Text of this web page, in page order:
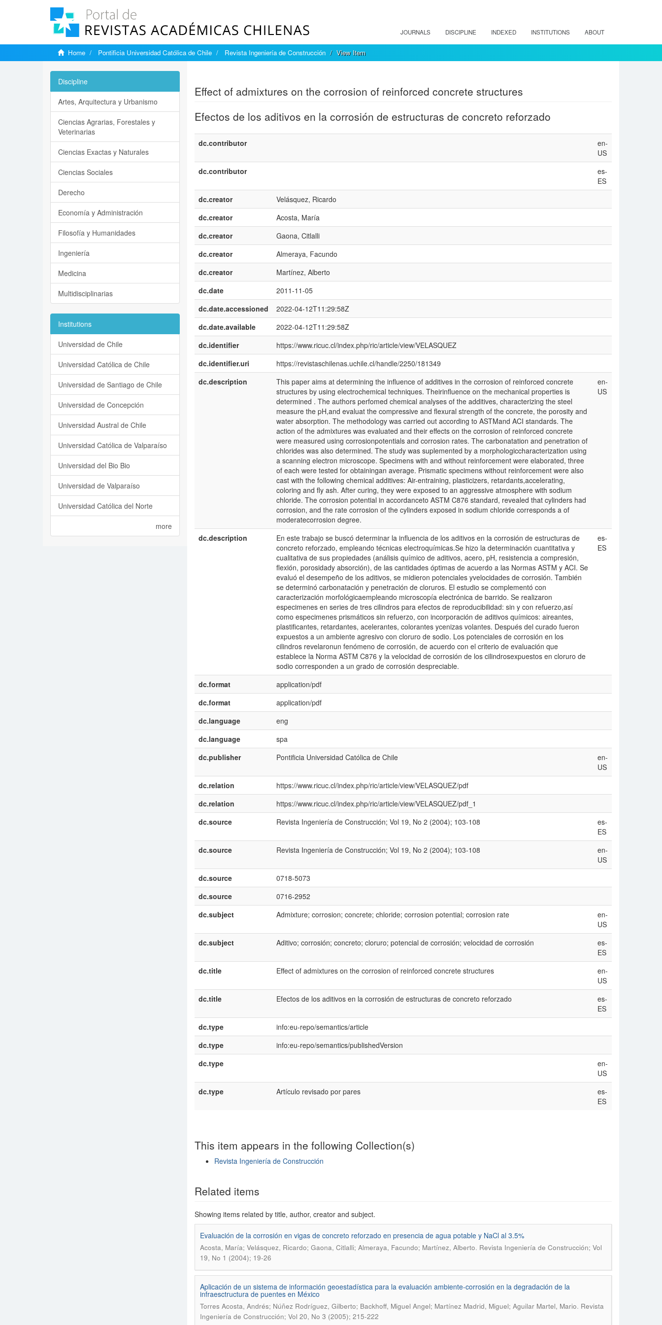
JOURNALS DISCIPLINE INDEXED INSTITUTIONS ABOUT
Home Pontificia Universidad Católica de Chile Revista Ingeniería de Construcción View Item
Effect of admixtures on the corrosion of reinforced concrete structures
Efectos de los aditivos en la corrosión de estructuras de concreto reforzado
dc.contributor
en-
US
dc.contributor
es-
ES
dc.creator
Velásquez, Ricardo
dc.creator
Acosta, María
dc.creator
Gaona, Citlalli
dc.creator
Almeraya, Facundo
dc.creator
Martínez, Alberto
dc.date
2011-11-05
dc.date.accessioned
2022-04-12T11:29:58Z
dc.date.available
2022-04-12T11:29:58Z
dc.identifier
https://www.ricuc.cl/index.php/ric/article/view/VELASQUEZ
dc.identifier.uri
https://revistaschilenas.uchile.cl/handle/2250/181349
dc.description
This paper aims at determining the influence of additives in the corrosion of reinforced concrete
structures by using electrochemical techniques. Theirinfluence on the mechanical properties is
determined . The authors perfomed chemical analyses of the additives, characterizing the steel
measure the pH,and evaluat the compressive and flexural strength of the concrete, the porosity and
water absorption. The methodology was carried out according to ASTMand ACI standards. The
action of the admixtures was evaluated and their effects on the corrosion of reinforced concrete
were measured using corrosionpotentials and corrosion rates. The carbonatation and penetration of
chlorides was also determined. The study was suplemented by a morphologiccharacterization using
a scanning electron microscope. Specimens with and without reinforcement were elaborated, three
of each were tested for obtainingan average. Prismatic specimens without reinforcement were also
cast with the following chemical additives: Air-entraining, plasticizers, retardants,accelerating,
coloring and fly ash. After curing, they were exposed to an aggressive atmosphere with sodium
chloride. The corrosion potential in accordanceto ASTM C876 standard, revealed that cylinders had
corrosion, and the rate corrosion of the cylinders exposed in sodium chloride corresponds a of
moderatecorrosion degree.
en-
US
dc.description
En este trabajo se buscó determinar la influencia de los aditivos en la corrosión de estructuras de
concreto reforzado, empleando técnicas electroquímicas.Se hizo la determinación cuantitativa y
cualitativa de sus propiedades (análisis químico de aditivos, acero, pH, resistencia a compresión,
flexión, porosidady absorción), de las cantidades óptimas de acuerdo a las Normas ASTM y ACI. Se
evaluó el desempeño de los aditivos, se midieron potenciales yvelocidades de corrosión. También
se determinó carbonatación y penetración de cloruros. El estudio se complementó con
caracterización morfológicaempleando microscopía electrónica de barrido. Se realizaron
especimenes en series de tres cilindros para efectos de reproducibilidad: sin y con refuerzo,así
como especimenes prismáticos sin refuerzo, con incorporación de aditivos químicos: aireantes,
plastificantes, retardantes, acelerantes, colorantes ycenizas volantes. Después del curado fueron
expuestos a un ambiente agresivo con cloruro de sodio. Los potenciales de corrosión en los
cilindros revelaronun fenómeno de corrosión, de acuerdo con el criterio de evaluación que
establece la Norma ASTM C876 y la velocidad de corrosión de los cilindrosexpuestos en cloruro de
sodio corresponden a un grado de corrosión despreciable.
es-
ES
dc.format
application/pdf
dc.format
application/pdf
dc.language
eng
dc.language
spa
dc.publisher
Pontificia Universidad Católica de Chile
en-
US
dc.relation
https://www.ricuc.cl/index.php/ric/article/view/VELASQUEZ/pdf
dc.relation
https://www.ricuc.cl/index.php/ric/article/view/VELASQUEZ/pdf_1
dc.source
Revista Ingeniería de Construcción; Vol 19, No 2 (2004); 103-108
es-
ES
dc.source
Revista Ingeniería de Construcción; Vol 19, No 2 (2004); 103-108
en-
US
dc.source
0718-5073
dc.source
0716-2952
dc.subject
Admixture; corrosion; concrete; chloride; corrosion potential; corrosion rate
en-
US
dc.subject
Aditivo; corrosión; concreto; cloruro; potencial de corrosión; velocidad de corrosión
es-
ES
dc.title
Effect of admixtures on the corrosion of reinforced concrete structures
en-
US
dc.title
Efectos de los aditivos en la corrosión de estructuras de concreto reforzado
es-
ES
dc.type
info:eu-repo/semantics/article
dc.type
info:eu-repo/semantics/publishedVersion
dc.type
en-
US
dc.type
Artículo revisado por pares
es-
ES
This item appears in the following Collection(s)
Revista Ingeniería de Construcción
Related items
Showing items related by title, author, creator and subject.
Evaluación de la corrosión en vigas de concreto reforzado en presencia de agua potable y NaCl al 3.5%
Acosta, María; Velásquez, Ricardo; Gaona, Citlalli; Almeraya, Facundo; Martínez, Alberto. Revista Ingeniería de Construcción; Vol
19, No 1 (2004); 19-26
Aplicación de un sistema de información geoestadística para la evaluación ambiente-corrosión en la degradación de la
infraesctructura de puentes en México
Torres Acosta, Andrés; Núñez Rodríguez, Gilberto; Backhoff, Miguel Angel; Martínez Madrid, Miguel; Aguilar Martel, Mario. Revista
Ingeniería de Construcción; Vol 20, No 3 (2005); 215-222
Discipline
Artes, Arquitectura y Urbanismo
Ciencias Agrarias, Forestales y
Veterinarias
Ciencias Exactas y Naturales
Ciencias Sociales
Derecho
Economía y Administración
Filosofía y Humanidades
Ingeniería
Medicina
Multidisciplinarias
Institutions
Universidad de Chile
Universidad Católica de Chile
Universidad de Santiago de Chile
Universidad de Concepción
Universidad Austral de Chile
Universidad Católica de Valparaíso
Universidad del Bio Bio
Universidad de Valparaíso
Universidad Católica del Norte
more